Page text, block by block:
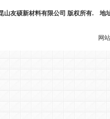
友硕新材料有限公司 版权所有. 地
网